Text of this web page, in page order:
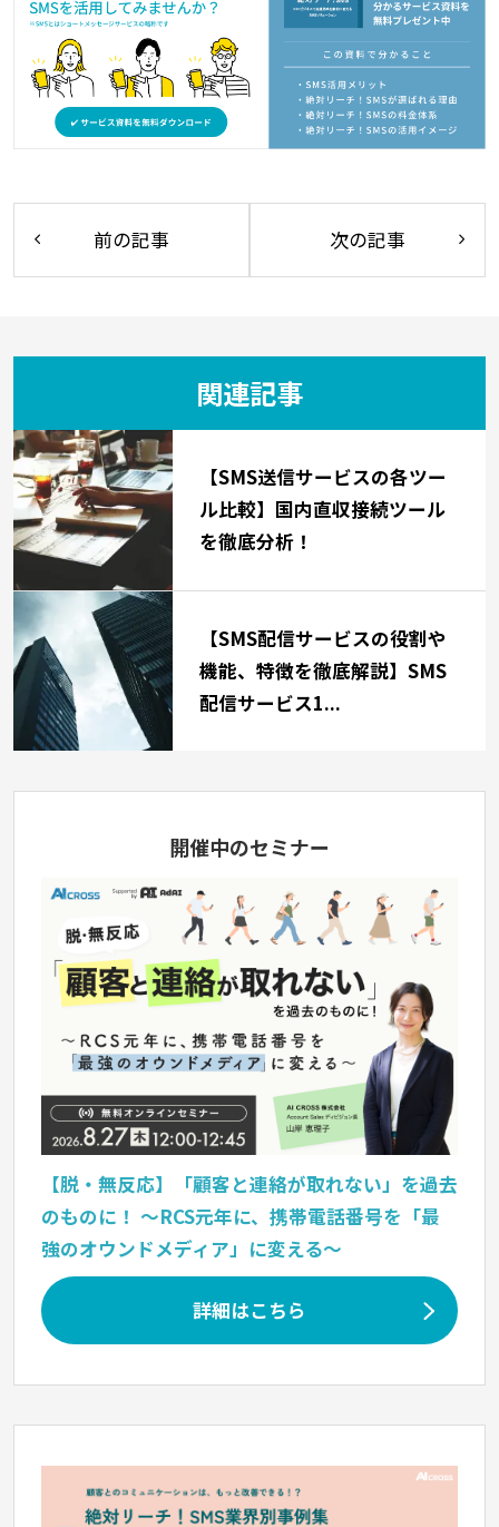
前の記事 次の記事
関連記事
【SMS送信サービスの各ツー
ル比較】国内直収接続ツール
を徹底分析！
【SMS配信サービスの役割や
機能、特徴を徹底解説】SMS
配信サービス1...
開催中のセミナー
【脱・無反応】「顧客と連絡が取れない」を過去
のものに！ 〜RCS元年に、携帯電話番号を「最
強のオウンドメディア」に変える〜
詳細はこちら